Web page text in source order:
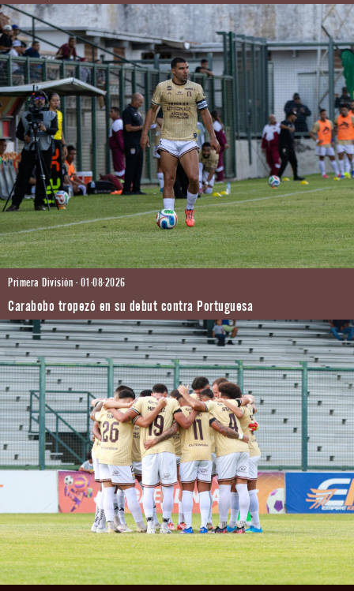
Primera División - 01-08-2026
Carabobo tropezó en su debut contra Portuguesa